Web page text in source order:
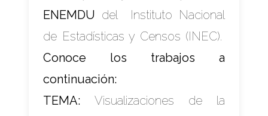
ENEMDU del Instituto Nacional
de Estadísticas y Censos (INEC).
Conoce los trabajos a
continuación:
TEMA: Visualizaciones de la